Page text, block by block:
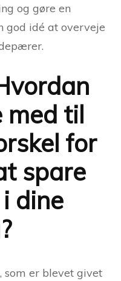
og gøre en
god idé at overveje
med til
for
spare
dine
som er blevet givet